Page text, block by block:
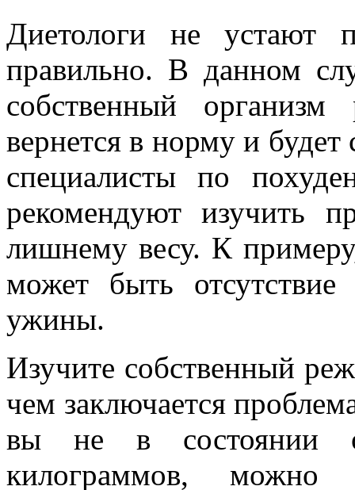
Диетологи не устают
правильно. В данном
собственный
вернется в норму и
специалисты по
рекомендуют изучить
лишнему весу. К
может быть
ужины.
Изучите собственный
чем заключается
вы не в состоянии
килограммов, можно